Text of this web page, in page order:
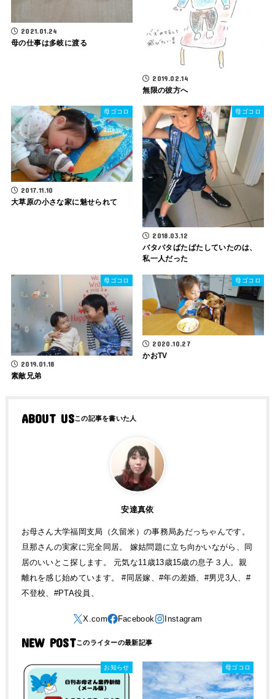
2021.01.24
母の仕事は多岐に渡る
2019.02.14
無限の彼方へ
母ゴコロ
2017.11.10
大草原の小さな家に魅せられて
母ゴコロ
2018.03.12
バタバタばたばたしていたのは、
私一人だった
母ゴコロ
2019.01.18
素敵兄弟
母ゴコロ
2020.10.27
かおTV
ABOUT US
安達真依
お母さん大学福岡支局（久留米）の事務局あだっちゃんです。
旦那さんの実家に完全同居。 嫁姑問題に立ち向かいながら、同
居のいいとこ探します。 元気な11歳13歳15歳の息子３人。親
離れを感じ始めています。 #同居嫁、#年の差婚、#男児3人、#
不登校、#PTA役員、
NEW POST
お知らせ 母ゴコロ